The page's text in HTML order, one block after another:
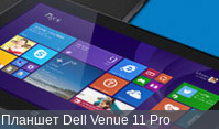
Планшет Dell Venue 11 Pro